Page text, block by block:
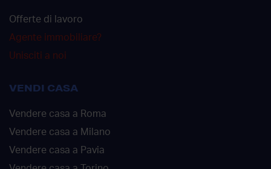
Offerte di lavoro
Agente immobiliare?
Unisciti a noi
VENDI CASA
Vendere casa a Roma
Vendere casa a Milano
Vendere casa a Pavia